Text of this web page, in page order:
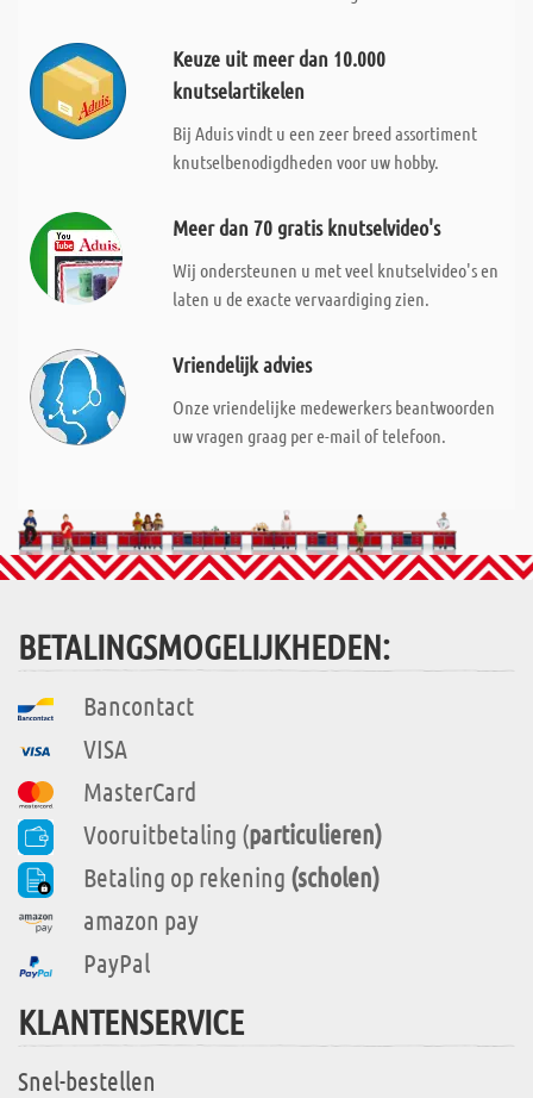
Keuze uit meer dan 10.000
knutselartikelen
Bij Aduis vindt u een zeer breed assortiment
knutselbenodigdheden voor uw hobby.
Meer dan 70 gratis knutselvideo's
Wij ondersteunen u met veel knutselvideo's en
laten u de exacte vervaardiging zien.
Vriendelijk advies
Onze vriendelijke medewerkers beantwoorden
uw vragen graag per e-mail of telefoon.
BETALINGSMOGELIJKHEDEN:
Bancontact
VISA
MasterCard
Vooruitbetaling (particulieren)
Betaling op rekening (scholen)
amazon pay
PayPal
KLANTENSERVICE
Snel-bestellen